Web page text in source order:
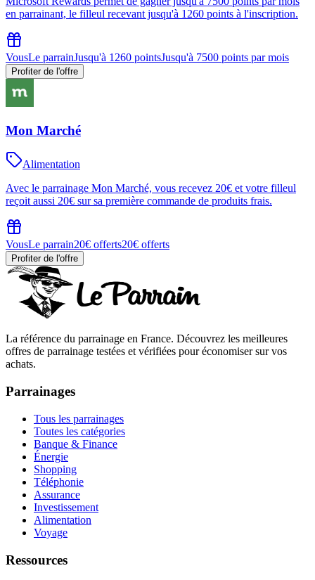
en parrainant, le filleul recevant jusqu'à 1260 points à l'inscription.
VousLe parrainJusqu'à 1260 pointsJusqu'à 7500 points par mois
Profiter de l'offre
Mon Marché
Alimentation
Avec le parrainage Mon Marché, vous recevez 20€ et votre filleul
reçoit aussi 20€ sur sa première commande de produits frais.
VousLe parrain20€ offerts20€ offerts
Profiter de l'offre
La référence du parrainage en France. Découvrez les meilleures
offres de parrainage testées et vérifiées pour économiser sur vos
achats.
Parrainages
Tous les parrainages
Toutes les catégories
Banque & Finance
Énergie
Shopping
Téléphonie
Assurance
Investissement
Alimentation
Voyage
Ressources